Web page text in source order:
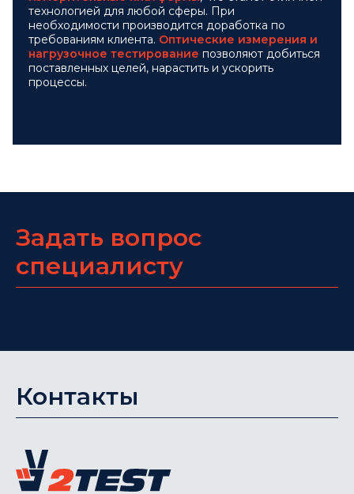
технологией для любой сферы. При
необходимости производится доработка по
требованиям клиента. Оптические измерения и
нагрузочное тестирование позволяют добиться
поставленных целей, нарастить и ускорить
процессы.
Задать вопрос
специалисту
Контакты